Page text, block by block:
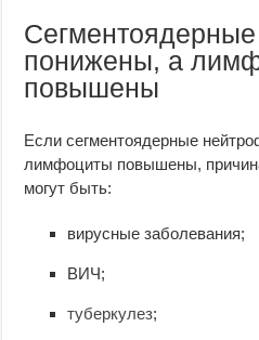
понижены, а
повышены
Если сегментоядерные
лимфоциты повышены,
могут быть:
вирусные заболевания;
ВИЧ;
туберкулез;